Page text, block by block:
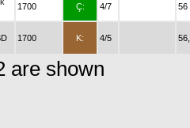
1700 Ç: 4/7 56
1700 K: 4/5
are shown